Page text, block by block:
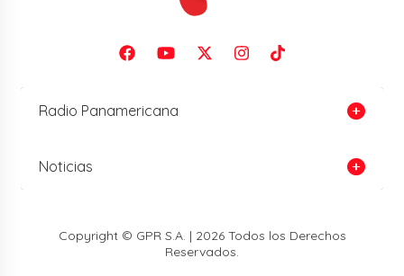
Radio Panamericana
Noticias
Copyright © GPR S.A. | 2026 Todos los Derechos
Reservados.